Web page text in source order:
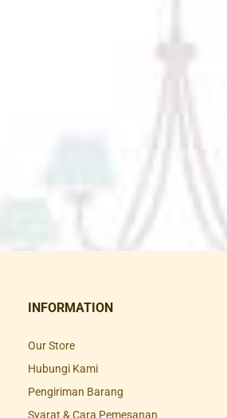
INFORMATION
Our Store
Hubungi Kami
Pengiriman Barang
Syarat & Cara Pemesanan